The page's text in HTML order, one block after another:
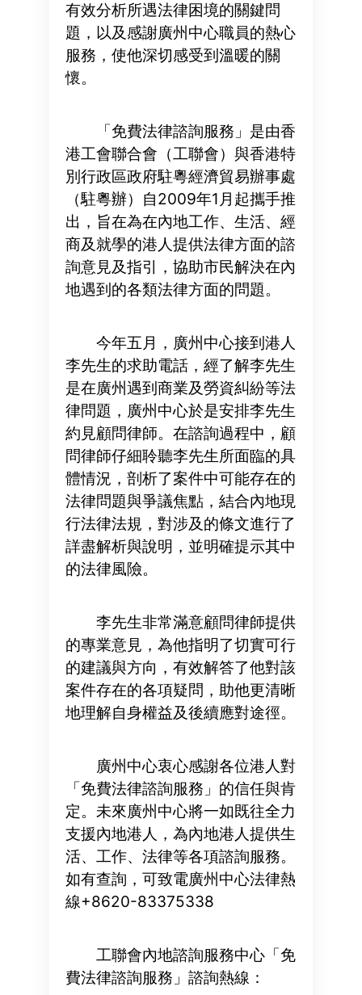
有效分析所遇法律困境的關鍵問
題，以及感謝廣州中心職員的熱心
服務，使他深切感受到溫暖的關
懷。
「免費法律諮詢服務」是由香
港工會聯合會（工聯會）與香港特
別行政區政府駐粵經濟貿易辦事處
（駐粵辦）自2009年1月起攜手推
出，旨在為在內地工作、生活、經
商及就學的港人提供法律方面的諮
詢意見及指引，協助市民解決在內
地遇到的各類法律方面的問題。
今年五月，廣州中心接到港人
李先生的求助電話，經了解李先生
是在廣州遇到商業及勞資糾紛等法
律問題，廣州中心於是安排李先生
約見顧問律師。在諮詢過程中，顧
問律師仔細聆聽李先生所面臨的具
體情況，剖析了案件中可能存在的
法律問題與爭議焦點，結合內地現
行法律法規，對涉及的條文進行了
詳盡解析與說明，並明確提示其中
的法律風險。
李先生非常滿意顧問律師提供
的專業意見，為他指明了切實可行
的建議與方向，有效解答了他對該
案件存在的各項疑問，助他更清晰
地理解自身權益及後續應對途徑。
廣州中心衷心感謝各位港人對
「免費法律諮詢服務」的信任與肯
定。未來廣州中心將一如既往全力
支援內地港人，為內地港人提供生
活、工作、法律等各項諮詢服務。
如有查詢，可致電廣州中心法律熱
線+8620-83375338
工聯會內地諮詢服務中心「免
費法律諮詢服務」諮詢熱線：